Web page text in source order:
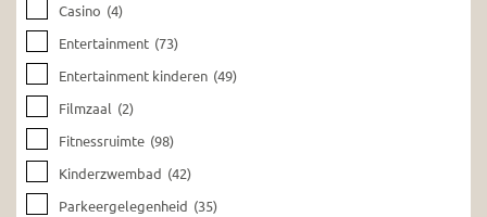
Casino (4)
Entertainment (73)
Entertainment kinderen (49)
Filmzaal (2)
Fitnessruimte (98)
Kinderzwembad (42)
Parkeergelegenheid (35)